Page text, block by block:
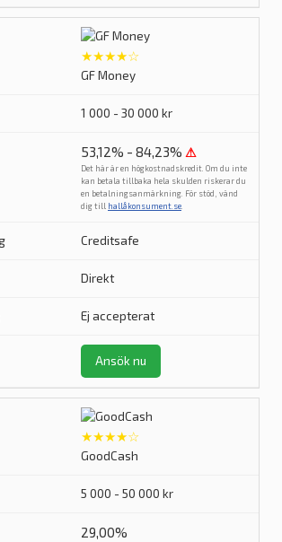
★★★★☆
GF Money
1 000 - 30 000 kr
53,12% - 84,23% ⚠
Det här är en högkostnadskredit. Om du inte
kan betala tillbaka hela skulden riskerar du
en betalningsanmärkning. För stöd, vänd
dig till hallåkonsument.se
Creditsafe
Direkt
Ej accepterat
Ansök nu
★★★★☆
GoodCash
5 000 - 50 000 kr
29,00%